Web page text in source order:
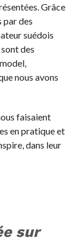
Grâce
par des
suédois
des
nous avons
faisaient
en pratique et
dans leur
sur